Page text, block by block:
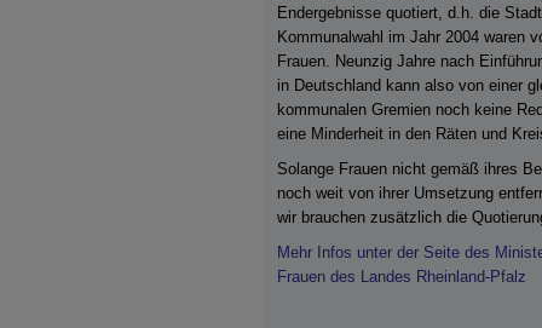
Endergebnisse quotiert, d.h. die
Kommunalwahl im Jahr 2004 waren
Frauen. Neunzig Jahre nach
in Deutschland kann also von einer
kommunalen Gremien noch keine
eine Minderheit in den Räten und
Solange Frauen nicht gemäß ihres
noch weit von ihrer Umsetzung
wir brauchen zusätzlich die
Mehr Infos unter der Seite des
Frauen des Landes Rheinland-Pfalz